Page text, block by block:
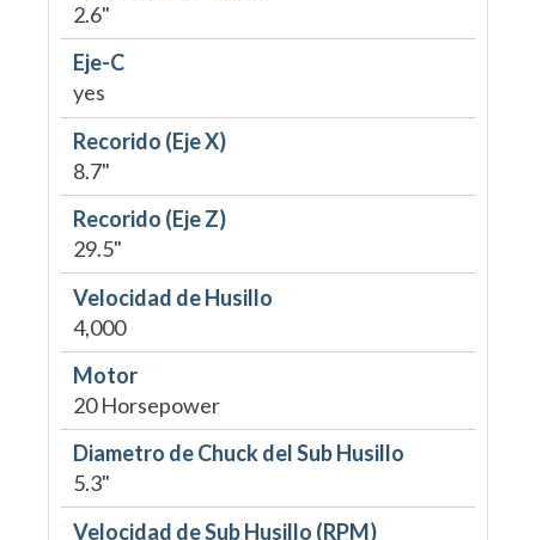
2.6"
Eje-C
yes
Recorido (Eje X)
8.7"
Recorido (Eje Z)
29.5"
Velocidad de Husillo
4,000
Motor
20 Horsepower
Diametro de Chuck del Sub Husillo
5.3"
Velocidad de Sub Husillo (RPM)